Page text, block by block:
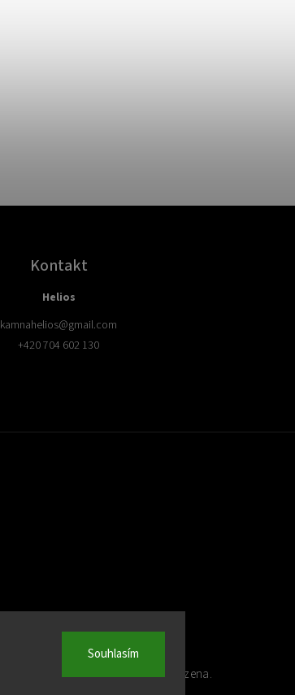
Souhlasím
Kontakt
Helios
kamnahelios@gmail.com
+420 704 602 130
Kamna Helios. Všechna práva vyhrazena.